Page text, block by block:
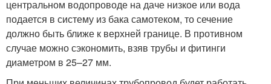
центральном водопроводе на даче низкое или вода
подается в систему из бака самотеком, то сечение
должно быть ближе к верхней границе. В противном
случае можно сэкономить, взяв трубы и фитинги
диаметром в 25–27 мм.